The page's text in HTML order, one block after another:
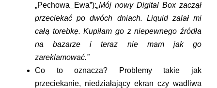
„Pechowa_Ewa”):„Mój nowy Digital Box zaczął
przeciekać po dwóch dniach. Liquid zalał mi
całą torebkę. Kupiłam go z niepewnego źródła
na bazarze i teraz nie mam jak go
zareklamować.”
Co to oznacza? Problemy takie jak
przeciekanie, niedziałający ekran czy wadliwa